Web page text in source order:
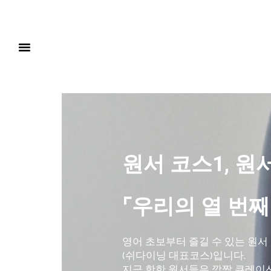
원서 코스1, 원
⌜우리의 열 번
영어 초보부터 즐길 수 있는 원
(쉬다이닝 대표코스)입니다.